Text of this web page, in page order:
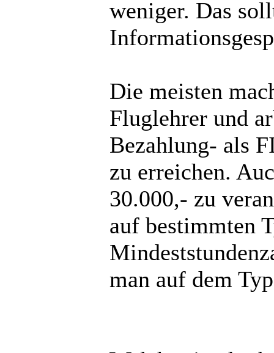
weniger. Das
Die meisten
Fluglehrer und
Bezahlung- als
zu erreichen.
30.000,- zu
auf bestimmten
man auf dem